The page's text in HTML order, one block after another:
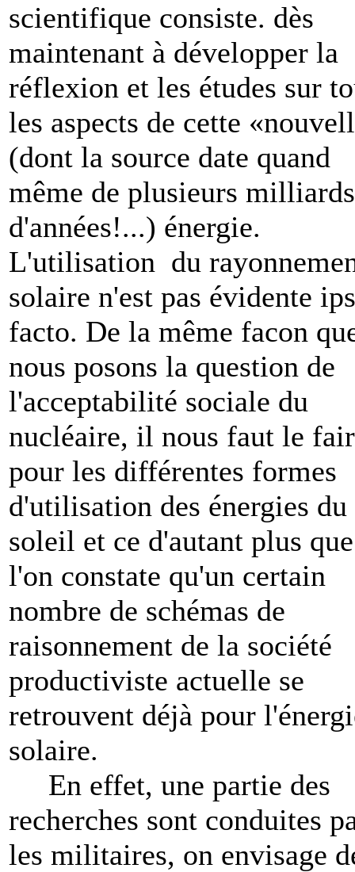
scientifique consiste. dès
maintenant à développer la
réflexion et les études sur
les aspects de cette
(dont la source date quand
même de plusieurs milliards
d'années!...) énergie.
L'utilisation du
solaire n'est pas évidente
facto. De la même facon
nous posons la question de
l'acceptabilité sociale du
nucléaire, il nous faut le
pour les différentes formes
d'utilisation des énergies du
soleil et ce d'autant plus que
l'on constate qu'un certain
nombre de schémas de
raisonnement de la société
productiviste actuelle se
retrouvent déjà pour
solaire.
En effet, une partie des
recherches sont conduites
les militaires, on envisage